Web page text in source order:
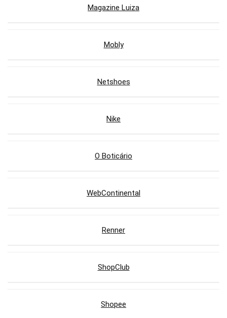
Magazine Luiza
Mobly
Netshoes
Nike
O Boticário
WebContinental
Renner
ShopClub
Shopee